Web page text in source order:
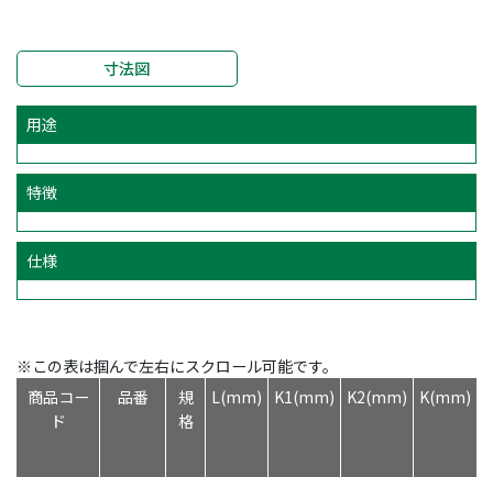
寸法図
用途
特徴
仕様
※この表は掴んで左右にスクロール可能です。
商品コー
ド
品番
規
格
L(mm) K1(mm) K2(mm) K(mm)